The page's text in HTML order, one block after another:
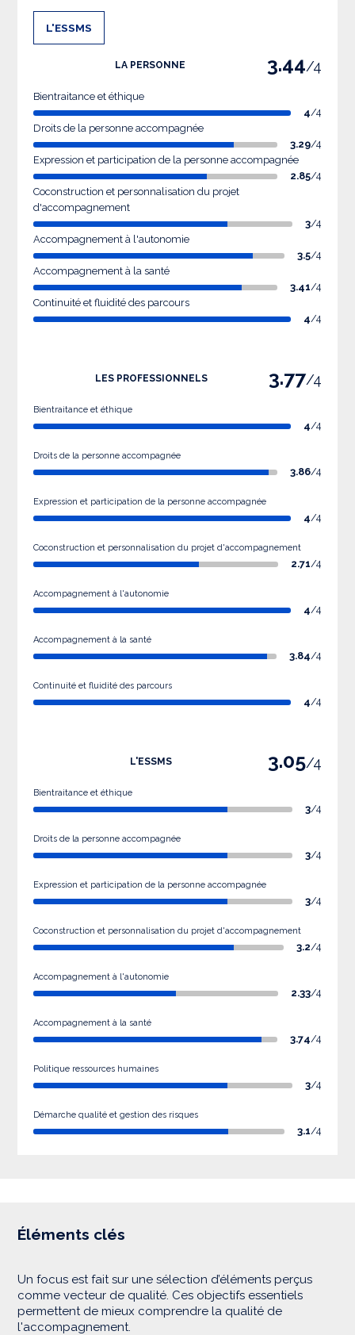
L'ESSMS
LA PERSONNE 3.44/4
Bientraitance et éthique
4/4
Droits de la personne accompagnée
3.29/4
Expression et participation de la personne accompagnée
2.85/4
Coconstruction et personnalisation du projet
d'accompagnement
3/4
Accompagnement à l'autonomie
3.5/4
Accompagnement à la santé
3.41/4
Continuité et fluidité des parcours
4/4
LES PROFESSIONNELS 3.77/4
Bientraitance et éthique
4/4
Droits de la personne accompagnée
3.86/4
Expression et participation de la personne accompagnée
4/4
Coconstruction et personnalisation du projet d'accompagnement
2.71/4
Accompagnement à l'autonomie
4/4
Accompagnement à la santé
3.84/4
Continuité et fluidité des parcours
4/4
L'ESSMS 3.05/4
Bientraitance et éthique
3/4
Droits de la personne accompagnée
3/4
Expression et participation de la personne accompagnée
3/4
Coconstruction et personnalisation du projet d'accompagnement
3.2/4
Accompagnement à l'autonomie
2.33/4
Accompagnement à la santé
3.74/4
Politique ressources humaines
3/4
Démarche qualité et gestion des risques
3.1/4
Éléments clés
Un focus est fait sur une sélection d’éléments perçus
comme vecteur de qualité. Ces objectifs essentiels
permettent de mieux comprendre la qualité de
l'accompagnement.